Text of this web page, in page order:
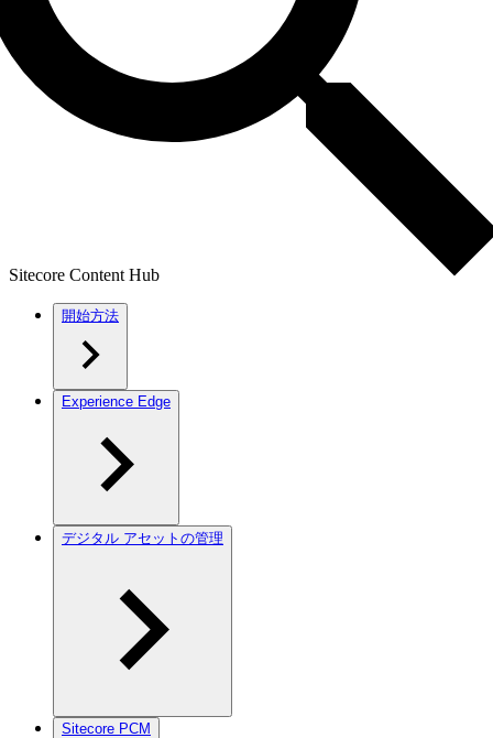
Sitecore Content Hub
開始方法
Experience Edge
デジタル アセットの管理
Sitecore PCM